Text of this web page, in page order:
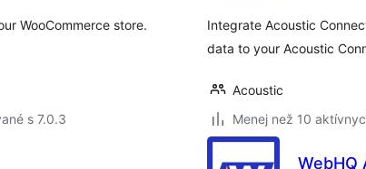
WooCommerce store.
s 7.0.3
Integrate Acoustic
data to your Acoustic
Acoustic
Menej než 10
WebHQ